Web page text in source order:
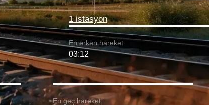
1 istasyon
En erken hareket:
03:12
En geç hareket: